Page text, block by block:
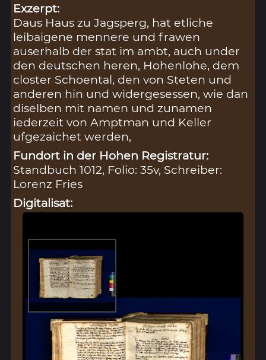
Exzerpt:
Daus Haus zu Jagsperg, hat etliche
leibaigene mennere und frawen
auserhalb der stat im ambt, auch under
den deutschen heren, Hohenlohe, dem
closter Schoental, den von Steten und
anderen hin und widergesessen, wie dan
diselben mit namen und zunamen
iederzeit von Amptman und Keller
ufgezaichet werden,
Fundort in der Hohen Registratur:
Standbuch 1012, Folio: 35v, Schreiber:
Lorenz Fries
Digitalisat: